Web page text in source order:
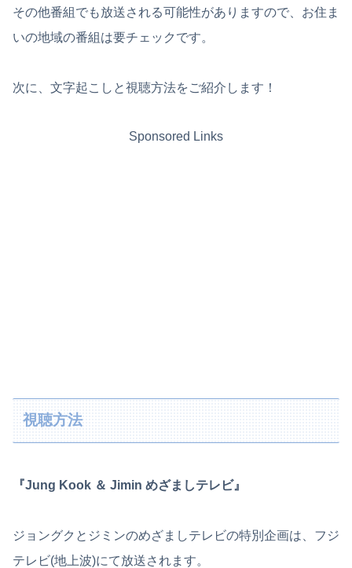
その他番組でも放送される可能性がありますので、お住ま
いの地域の番組は要チェックです。
次に、文字起こしと視聴方法をご紹介します！
Sponsored Links
視聴方法
『Jung Kook ＆ Jimin めざましテレビ』
ジョングクとジミンのめざましテレビの特別企画は、フジ
テレビ(地上波)にて放送されます。